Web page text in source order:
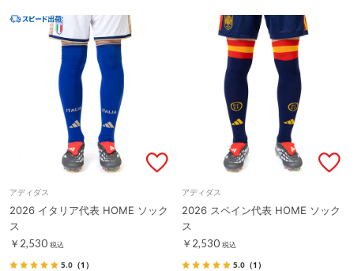
アディダス
2026 イタリア代表 HOME ソック
ス
￥2,530 税込
5.0 （1）
アディダス
2026 スペイン代表 HOME ソック
ス
￥2,530 税込
5.0 （1）